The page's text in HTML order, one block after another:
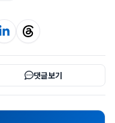
댓글보기